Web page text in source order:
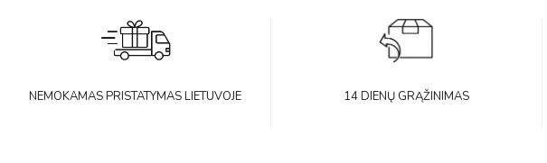
NEMOKAMAS PRISTATYMAS LIETUVOJE 14 DIENŲ GRĄŽINIMAS